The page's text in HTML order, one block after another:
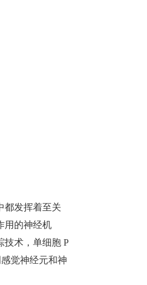
都发挥着至关
用的神经机
技术，单细胞 P
觉神经元和神